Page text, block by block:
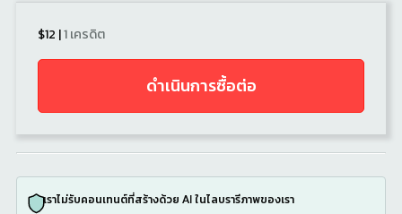
$12 |1 เครดิต
ดําเนินการซื้อต่อ
เราไม่รับคอนเทนต์ที่สร้างด้วย AI ในไลบรารีภาพของเรา